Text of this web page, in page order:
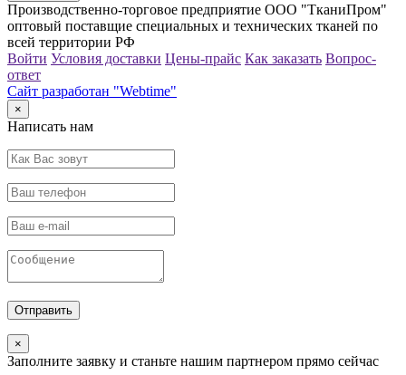
Производственно-торговое предприятие ООО "ТканиПром"
оптовый поставщие специальных и технических тканей по
всей территории РФ
Войти Условия доставки Цены-прайс Как заказать Вопрос-
ответ
Сайт разработан "Webtime"
×
Написать нам
×
Заполните заявку и станьте нашим партнером прямо сейчас